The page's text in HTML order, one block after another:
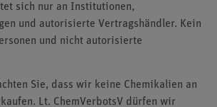
sich nur an Institutionen,
und autorisierte Vertragshändler. Kein
und nicht autorisierte
Sie, dass wir keine Chemikalien an
Lt. ChemVerbotsV dürfen wir